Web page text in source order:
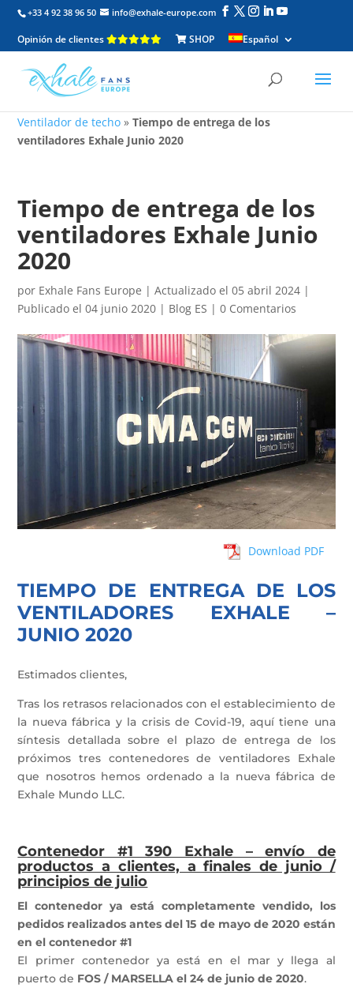
Ventilador de techo »Tiempo de entrega de los
ventiladores Exhale Junio ​​2020
+33 4 92 38 96 50 info@exhale-europe.com
Opinión de clientes SHOP Español
Tiempo de entrega de los
ventiladores Exhale Junio ​​
2020
por Exhale Fans Europe |Actualizado el 05 abril 2024 |
Publicado el 04 junio 2020 | Blog ES |0 Comentarios
Download PDF
TIEMPO DE ENTREGA DE LOS
VENTILADORES EXHALE –
JUNIO ​​2020
Estimados clientes,
Tras los retrasos relacionados con el establecimiento de
la nueva fábrica y la crisis de Covid-19, aquí tiene una
síntesis detallada sobre el plazo de entrega de los
próximos tres contenedores de ventiladores Exhale
que nosotros hemos ordenado a la nueva fábrica de
Exhale Mundo LLC.
Contenedor #1 390 Exhale – envío de
productos a clientes, a finales de junio /
principios de julio
El contenedor ya está completamente vendido, los
pedidos realizados antes del 15 de mayo de 2020 están
en el contenedor #1
El primer contenedor ya está en el mar y llega al
puerto de FOS / MARSELLA el 24 de junio de 2020.